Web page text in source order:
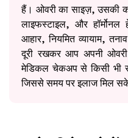
हैं। ओवरी का साइज़, उसकी
लाइफस्टाइल, और
आहार, नियमित व्यायाम,
दूरी रखकर आप अपनी
मेडिकल चेकअप से किसी भी
जिससे समय पर इलाज मिल